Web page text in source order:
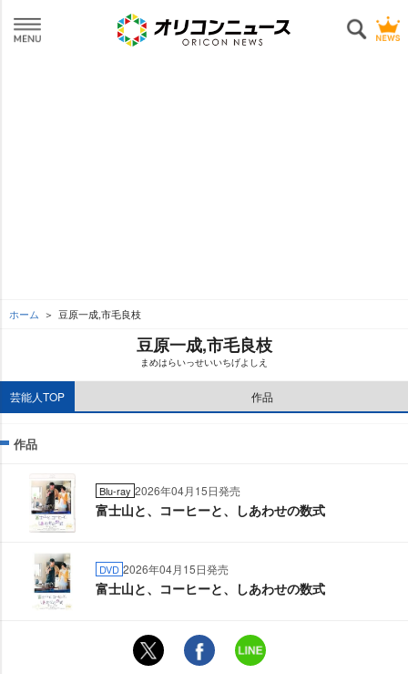
ホーム 豆原一成,市毛良枝
豆原一成,市毛良枝
まめはらいっせいいちげよしえ
芸能人TOP 作品
作品
Blu-ray 2026年04月15日発売
富士山と、コーヒーと、しあわせの数式
DVD 2026年04月15日発売
富士山と、コーヒーと、しあわせの数式